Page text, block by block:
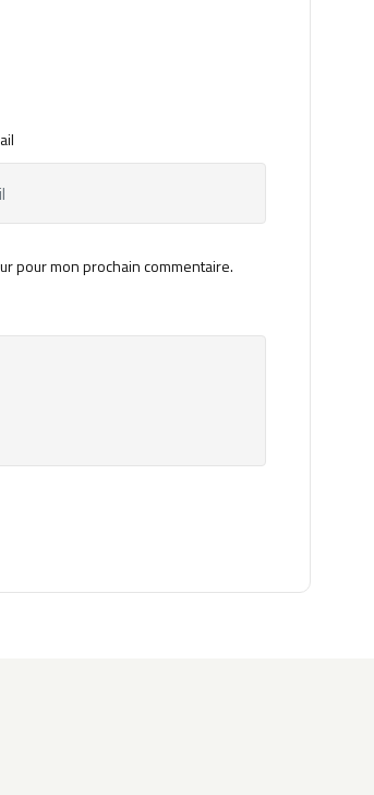
pour mon prochain commentaire.